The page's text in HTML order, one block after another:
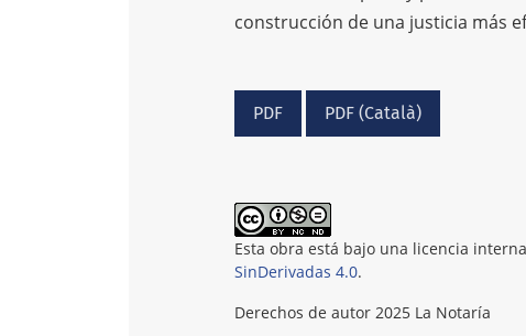
construcción de una justicia más
PDF PDF (Català)
Esta obra está bajo una licencia
SinDerivadas 4.0.
Derechos de autor 2025 La Notaría